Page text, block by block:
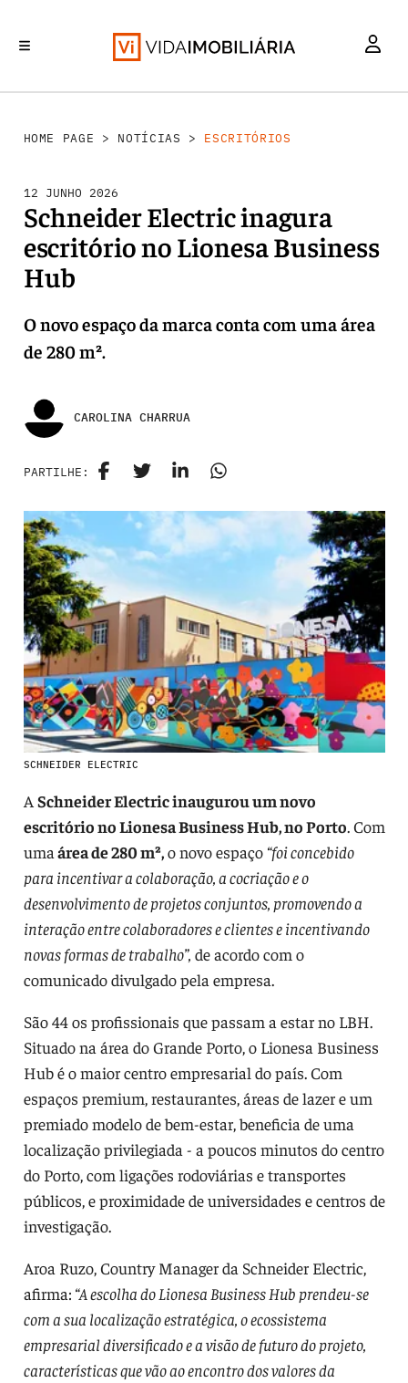
HOME PAGE > NOTÍCIAS > ESCRITÓRIOS
12 JUNHO 2026
Schneider Electric inagura
escritório no Lionesa Business
Hub
O novo espaço da marca conta com uma área
de 280 m².
CAROLINA CHARRUA
PARTILHE:
SCHNEIDER ELECTRIC
A Schneider Electric inaugurou um novo
escritório no Lionesa Business Hub, no Porto. Com
umaárea de 280 m²,o novo espaço “foi concebido
para incentivar a colaboração, a cocriação e o
desenvolvimento de projetos conjuntos, promovendo a
interação entre colaboradores e clientes e incentivando
novas formas de trabalho”, de acordo com o
comunicado divulgado pela empresa.
São 44 os profissionais que passam a estar no LBH.
Situado na área do Grande Porto, o Lionesa Business
Hub é o maior centro empresarial do país. Com
espaços premium, restaurantes, áreas de lazer e um
premiado modelo de bem-estar, beneficia de uma
localização privilegiada - a poucos minutos do centro
do Porto, com ligações rodoviárias e transportes
públicos, e proximidade de universidades e centros de
investigação.
Aroa Ruzo, Country Manager da Schneider Electric,
afirma: “A escolha do Lionesa Business Hub prendeu-se
com a sua localização estratégica, o ecossistema
empresarial diversificado e a visão de futuro do projeto,
características que vão ao encontro dos valores da